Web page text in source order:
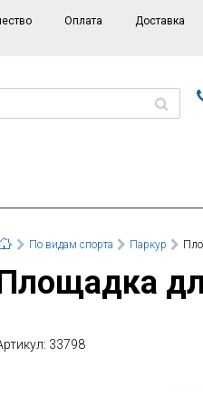
Оплата Доставка
По видам спорта Паркур
Площадка
33798